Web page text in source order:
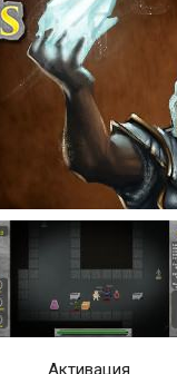
Активация